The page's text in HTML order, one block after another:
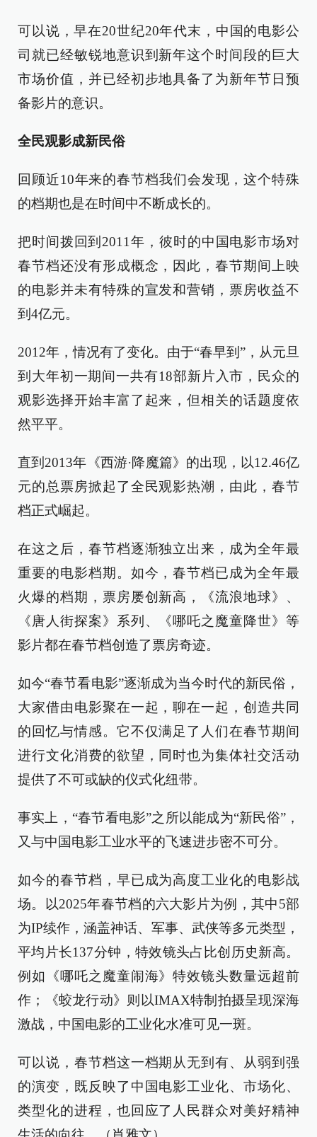
可以说，早在20世纪20年代末，中国的电影公
司就已经敏锐地意识到新年这个时间段的巨大
市场价值，并已经初步地具备了为新年节日预
备影片的意识。
全民观影成新民俗
回顾近10年来的春节档我们会发现，这个特殊
的档期也是在时间中不断成长的。
把时间拨回到2011年，彼时的中国电影市场对
春节档还没有形成概念，因此，春节期间上映
的电影并未有特殊的宣发和营销，票房收益不
到4亿元。
2012年，情况有了变化。由于“春早到”，从元旦
到大年初一期间一共有18部新片入市，民众的
观影选择开始丰富了起来，但相关的话题度依
然平平。
直到2013年《西游·降魔篇》的出现，以12.46亿
元的总票房掀起了全民观影热潮，由此，春节
档正式崛起。
在这之后，春节档逐渐独立出来，成为全年最
重要的电影档期。如今，春节档已成为全年最
火爆的档期，票房屡创新高，《流浪地球》、
《唐人街探案》系列、《哪吒之魔童降世》等
影片都在春节档创造了票房奇迹。
如今“春节看电影”逐渐成为当今时代的新民俗，
大家借由电影聚在一起，聊在一起，创造共同
的回忆与情感。它不仅满足了人们在春节期间
进行文化消费的欲望，同时也为集体社交活动
提供了不可或缺的仪式化纽带。
事实上，“春节看电影”之所以能成为“新民俗”，
又与中国电影工业水平的飞速进步密不可分。
如今的春节档，早已成为高度工业化的电影战
场。以2025年春节档的六大影片为例，其中5部
为IP续作，涵盖神话、军事、武侠等多元类型，
平均片长137分钟，特效镜头占比创历史新高。
例如《哪吒之魔童闹海》特效镜头数量远超前
作；《蛟龙行动》则以IMAX特制拍摄呈现深海
激战，中国电影的工业化水准可见一斑。
可以说，春节档这一档期从无到有、从弱到强
的演变，既反映了中国电影工业化、市场化、
类型化的进程，也回应了人民群众对美好精神